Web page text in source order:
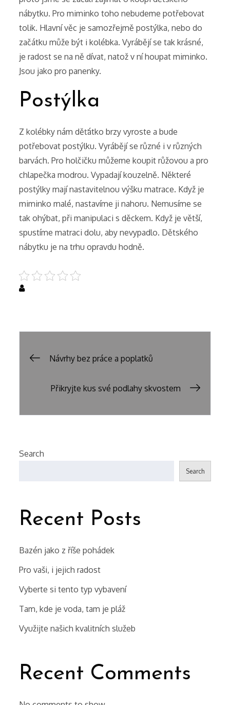
nábytku. Pro miminko toho nebudeme potřebovat
tolik. Hlavní věc je samozřejmě postýlka, nebo do
začátku může být i kolébka. Vyrábějí se tak krásné,
je radost se na ně dívat, natož v ní houpat miminko.
Jsou jako pro panenky.
Postýlka
Z kolébky nám děťátko brzy vyroste a bude
potřebovat postýlku. Vyrábějí se různé i v různých
barvách. Pro holčičku můžeme koupit růžovou a pro
chlapečka modrou. Vypadají kouzelně. Některé
postýlky mají nastavitelnou výšku matrace. Když je
miminko malé, nastavíme ji nahoru. Nemusíme se
tak ohýbat, při manipulaci s děckem. Když je větší,
spustíme matraci dolu, aby nevypadlo. Dětského
nábytku je na trhu opravdu hodně.
Post
navigation
Návrhy bez práce a poplatků
Přikryjte kus své podlahy skvostem
Search
Search
Recent Posts
Bazén jako z říše pohádek
Pro vaši, i jejich radost
Vyberte si tento typ vybavení
Tam, kde je voda, tam je pláž
Využijte našich kvalitních služeb
Recent Comments